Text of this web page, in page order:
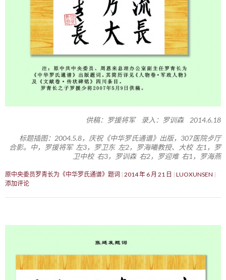
供稿：罗援将军 录入：罗训森 2014.6.18
标题插图：2004.5.8，庆祝《中华罗氏通谱》出版，307医院歺厅
合影。中，罗援将军 左3，罗卫东 左2，罗海曦教授、大校 左1，罗
卫中校 右3，罗训森 右2，罗迎难 右1，罗海燕
原中央委员罗青长为《中华罗氏通谱》题词 2014 年 6 月 21 日
LUOXUNSEN
添加评论